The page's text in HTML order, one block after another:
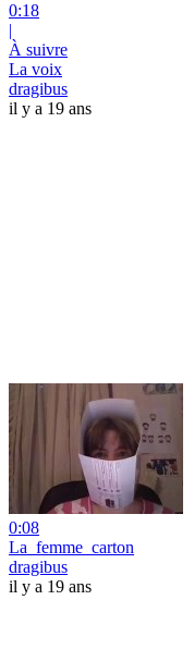
0:18
|
À suivre
La voix
dragibus
il y a 19 ans
0:08
La_femme_carton
dragibus
il y a 19 ans